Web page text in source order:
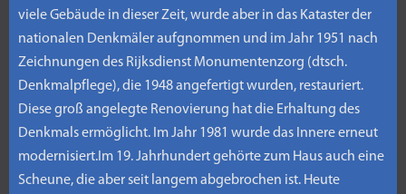
viele Gebäude in dieser Zeit, wurde aber in das Kataster der
nationalen Denkmäler aufgnommen und im Jahr 1951 nach
Zeichnungen des Rijksdienst Monumentenzorg (dtsch.
Denkmalpflege), die 1948 angefertigt wurden, restauriert.
Diese groß angelegte Renovierung hat die Erhaltung des
Denkmals ermöglicht. Im Jahr 1981 wurde das Innere erneut
modernisiert.Im 19. Jahrhundert gehörte zum Haus auch eine
Scheune, die aber seit langem abgebrochen ist. Heute